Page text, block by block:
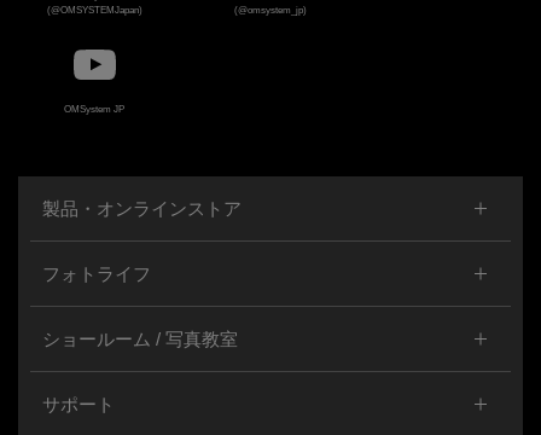
(@OMSYSTEMJapan)
(@omsystem_jp)
OMSystem JP
製品・オンラインストア
フォトライフ
ショールーム / 写真教室
サポート